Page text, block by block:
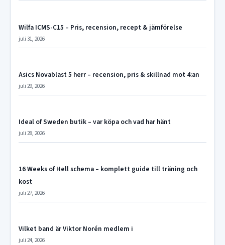
Wilfa ICMS-C15 – Pris, recension, recept & jämförelse
juli 31, 2026
Asics Novablast 5 herr – recension, pris & skillnad mot 4:an
juli 29, 2026
Ideal of Sweden butik – var köpa och vad har hänt
juli 28, 2026
16 Weeks of Hell schema – komplett guide till träning och
kost
juli 27, 2026
Vilket band är Viktor Norén medlem i
juli 24, 2026